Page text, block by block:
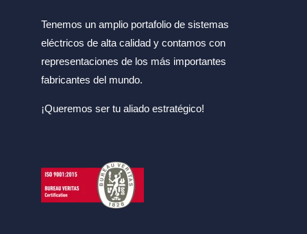
Tenemos un amplio portafolio de sistemas
eléctricos de alta calidad y contamos con
representaciones de los más importantes
fabricantes del mundo.
¡Queremos ser tu aliado estratégico!